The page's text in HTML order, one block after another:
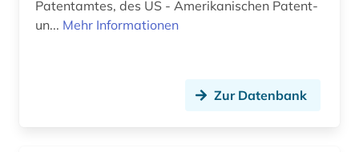
Patentamtes, des US - Amerikanischen Patent-
un... Mehr Informationen
Zur Datenbank